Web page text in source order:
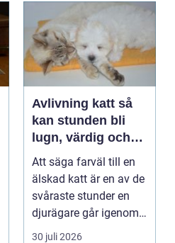
Avlivning katt så
kan stunden bli
lugn, värdig och
trygg
Att säga farväl till en
älskad katt är en av de
svåraste stunder en
djurägare går igenom.
Beslutet o...
30 juli 2026